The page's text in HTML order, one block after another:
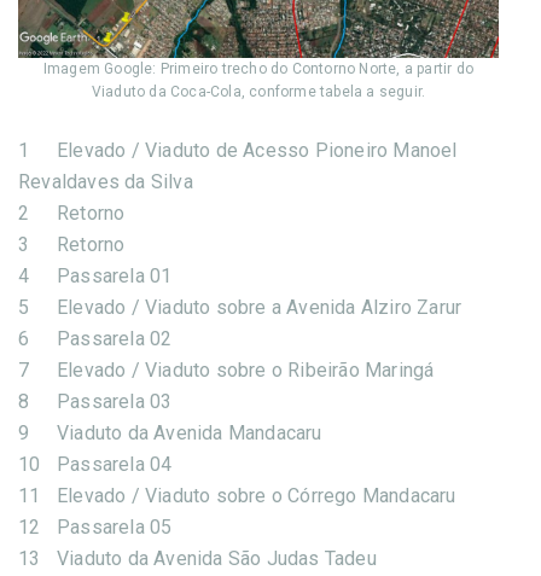
Imagem Google: Primeiro trecho do Contorno Norte, a partir do
Viaduto da Coca-Cola, conforme tabela a seguir.
1
Elevado / Viaduto de Acesso Pioneiro Manoel
Revaldaves da Silva
2
Retorno
3
Retorno
4
Passarela 01
5
Elevado / Viaduto sobre a Avenida Alziro Zarur
6
Passarela 02
7
Elevado / Viaduto sobre o Ribeirão Maringá
8
Passarela 03
9
Viaduto da Avenida Mandacaru
10
Passarela 04
11
Elevado / Viaduto sobre o Córrego Mandacaru
12
Passarela 05
13
Viaduto da Avenida São Judas Tadeu